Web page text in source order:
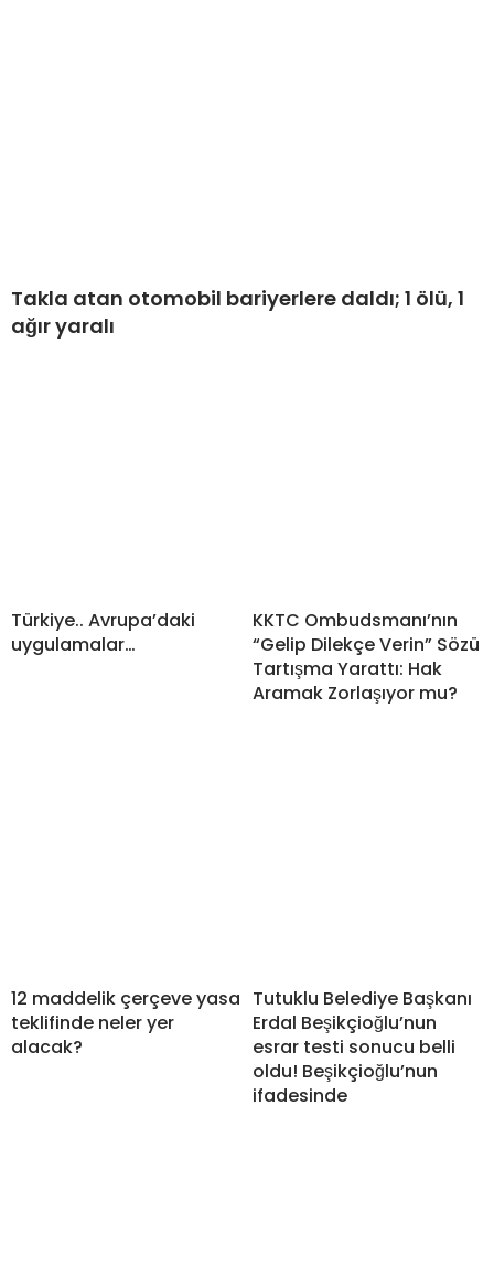
Takla atan otomobil bariyerlere daldı; 1 ölü, 1
ağır yaralı
Türkiye.. Avrupa’daki
uygulamalar…
KKTC Ombudsmanı’nın
“Gelip Dilekçe Verin” Sözü
Tartışma Yarattı: Hak
Aramak Zorlaşıyor mu?
12 maddelik çerçeve yasa
teklifinde neler yer
alacak?
Tutuklu Belediye Başkanı
Erdal Beşikçioğlu’nun
esrar testi sonucu belli
oldu! Beşikçioğlu’nun
ifadesinde